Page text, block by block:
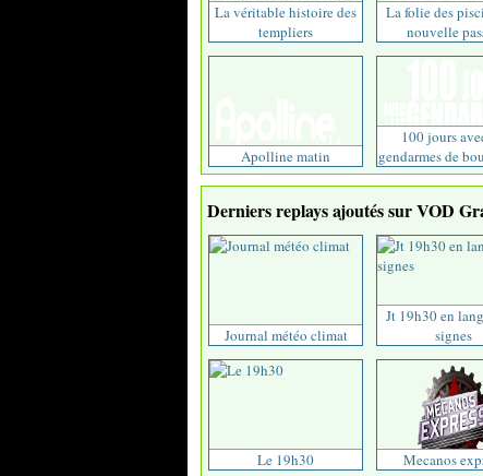
La véritable histoire des
templiers
La folie des
nouvelle
Apolline matin
100 jours
gendarmes de
Derniers replays ajoutés sur VOD
Journal météo climat
Jt 19h30 en
signes
Le 19h30 Mecanos